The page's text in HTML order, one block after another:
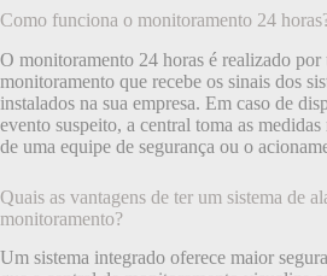
Como funciona o monitoramento 24
O monitoramento 24 horas é realizado por
monitoramento que recebe os sinais dos
instalados na sua empresa. Em caso de
evento suspeito, a central toma as
de uma equipe de segurança ou o
Quais as vantagens de ter um sistema de
monitoramento?
Um sistema integrado oferece maior